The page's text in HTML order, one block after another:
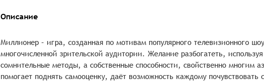
Описание
Миллионер – игра, созданная по мотивам популярного телевизионного
многочисленной зрительской аудитории. Желание разбогатеть,
сомнительные методы, а собственные способности, свойственно многим
помогает поднять самооценку, даёт возможность каждому